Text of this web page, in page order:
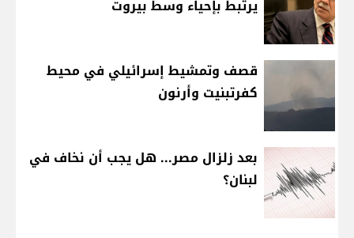
يرتبط بإحياء وسط بيروت
قصف وتمشيط إسرائيلي في محيط
كفرتبنيت وأرنون
بعد زلزال مصر... هل يجب أن نخاف في
لبنان؟